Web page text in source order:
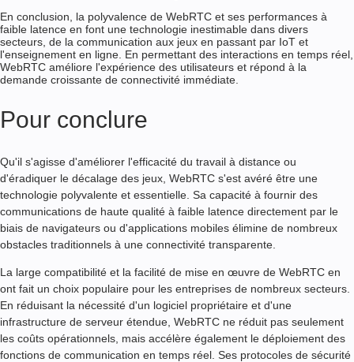
En conclusion, la polyvalence de WebRTC et ses performances à
faible latence en font une technologie inestimable dans divers
secteurs, de la communication aux jeux en passant par IoT et
l'enseignement en ligne. En permettant des interactions en temps réel,
WebRTC améliore l'expérience des utilisateurs et répond à la
demande croissante de connectivité immédiate.
Pour conclure
Qu'il s'agisse d'améliorer l'efficacité du travail à distance ou
d'éradiquer le décalage des jeux, WebRTC s'est avéré être une
technologie polyvalente et essentielle. Sa capacité à fournir des
communications de haute qualité à faible latence directement par le
biais de navigateurs ou d'applications mobiles élimine de nombreux
obstacles traditionnels à une connectivité transparente.
La large compatibilité et la facilité de mise en œuvre de WebRTC en
ont fait un choix populaire pour les entreprises de nombreux secteurs.
En réduisant la nécessité d'un logiciel propriétaire et d'une
infrastructure de serveur étendue, WebRTC ne réduit pas seulement
les coûts opérationnels, mais accélère également le déploiement des
fonctions de communication en temps réel. Ses protocoles de sécurité